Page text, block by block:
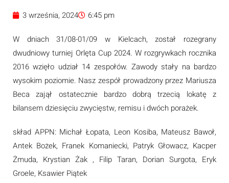
3 września, 2024 6:45 pm
W dniach 31/08-01/09 w Kielcach, został rozegrany
dwudniowy turniej Orlęta Cup 2024. W rozgrywkach rocznika
2016 wzięło udział 14 zespołów. Zawody stały na bardzo
wysokim poziomie. Nasz zespół prowadzony przez Mariusza
Beca zajął ostatecznie bardzo dobrą trzecią lokatę z
bilansem dziesięciu zwycięstw, remisu i dwóch porażek.
skład APPN: Michał Łopata, Leon Kosiba, Mateusz Bawoł,
Antek Bożek, Franek Komaniecki, Patryk Głowacz, Kacper
Żmuda, Krystian Żak , Filip Taran, Dorian Surgota, Eryk
Groele, Ksawier Piątek